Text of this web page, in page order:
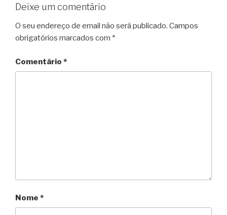
Deixe um comentário
O seu endereço de email não será publicado. Campos
obrigatórios marcados com *
Comentário *
Nome *